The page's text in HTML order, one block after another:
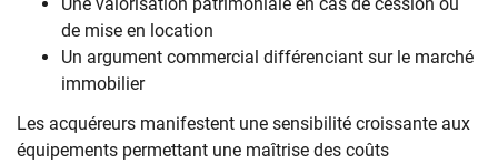
de mise en location
Un argument commercial différenciant sur le marché
immobilier
Les acquéreurs manifestent une sensibilité croissante aux
équipements permettant une maîtrise des coûts